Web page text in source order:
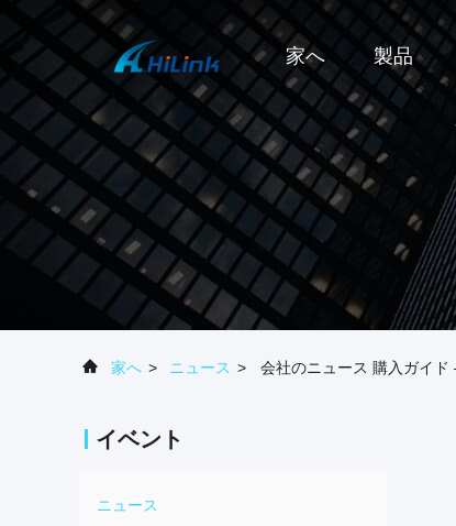
家へ 製品
家へ > ニュース > 会社のニュース 購入ガイ
イベント
ニュース